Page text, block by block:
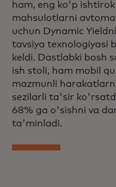
ham, eng ko'p
mahsulotlarni
uchun Dynamic
tavsiya texnologiyasi
keldi. Dastlabki bosh
ish stoli, ham mobil
mazmunli
sezilarli ta'sir
68% ga o'sishni va
ta'minladi.